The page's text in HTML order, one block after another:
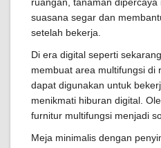
suasana segar dan
setelah bekerja.
Di era digital seperti
membuat area multifungsi di
dapat digunakan untuk
menikmati hiburan digital.
furnitur multifungsi menjadi
Meja minimalis dengan